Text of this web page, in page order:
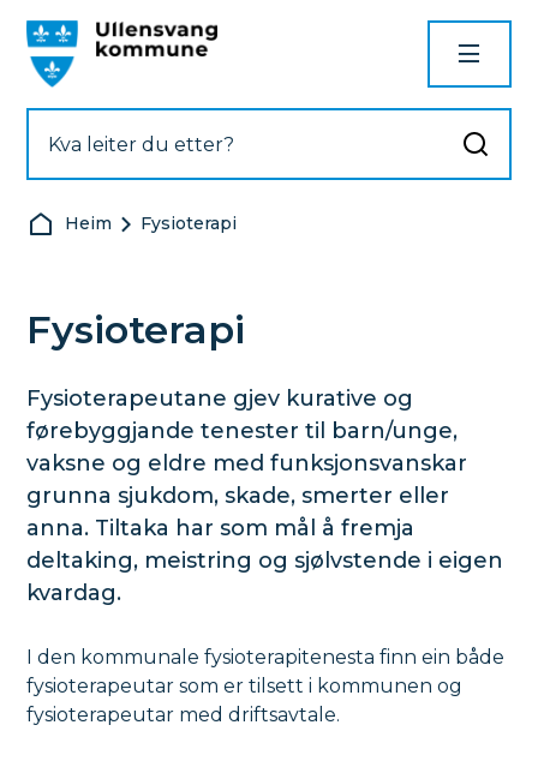
Du er her:
Heim Fysioterapi
Fysioterapi
Fysio­terapeutane gjev kurative og
førebyggjande tenester til barn/unge,
vaksne og eldre med funksjonsvanskar
grunna sjukdom, skade, smerter eller
anna. Tiltaka har som mål å fremja
deltaking, meistring og sjølvstende i eigen
kvardag.
I den kommunale fysioterapitenesta finn ein både
fysioterapeutar som er tilsett i kommunen og
fysioterapeutar med driftsavtale.